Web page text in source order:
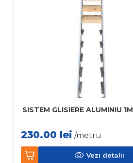
SISTEM GLISIERE ALUMINIU 1M
230.00 lei /metru
Vezi detalii